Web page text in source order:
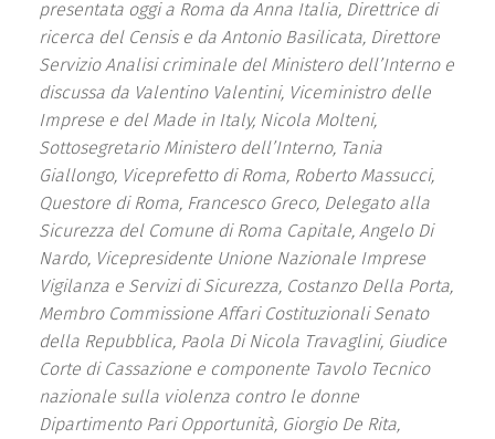
presentata oggi a Roma da Anna Italia, Direttrice di
ricerca del Censis e da Antonio Basilicata, Direttore
Servizio Analisi criminale del Ministero dell’Interno e
discussa da Valentino Valentini, Viceministro delle
Imprese e del Made in Italy, Nicola Molteni,
Sottosegretario Ministero dell’Interno, Tania
Giallongo, Viceprefetto di Roma, Roberto Massucci,
Questore di Roma, Francesco Greco, Delegato alla
Sicurezza del Comune di Roma Capitale, Angelo Di
Nardo, Vicepresidente Unione Nazionale Imprese
Vigilanza e Servizi di Sicurezza, Costanzo Della Porta,
Membro Commissione Affari Costituzionali Senato
della Repubblica, Paola Di Nicola Travaglini, Giudice
Corte di Cassazione e componente Tavolo Tecnico
nazionale sulla violenza contro le donne
Dipartimento Pari Opportunità, Giorgio De Rita,